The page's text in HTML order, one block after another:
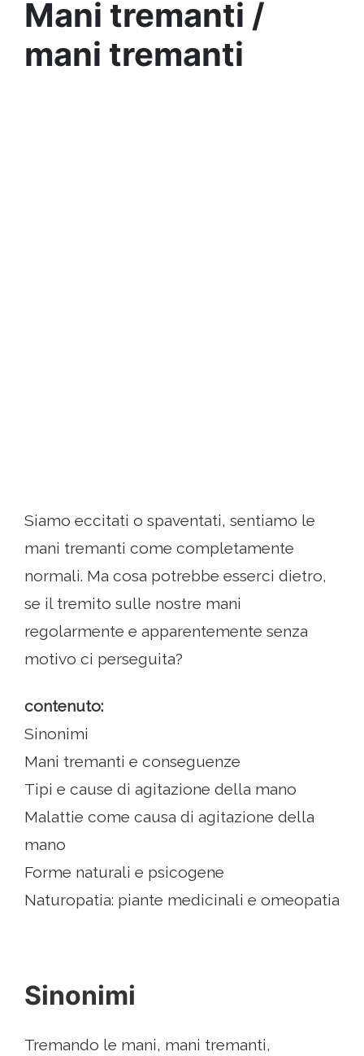
Mani tremanti /
mani tremanti
Siamo eccitati o spaventati, sentiamo le
mani tremanti come completamente
normali. Ma cosa potrebbe esserci dietro,
se il tremito sulle nostre mani
regolarmente e apparentemente senza
motivo ci perseguita?
contenuto:
Sinonimi
Mani tremanti e conseguenze
Tipi e cause di agitazione della mano
Malattie come causa di agitazione della
mano
Forme naturali e psicogene
Naturopatia: piante medicinali e omeopatia
Sinonimi
Tremando le mani, mani tremanti,